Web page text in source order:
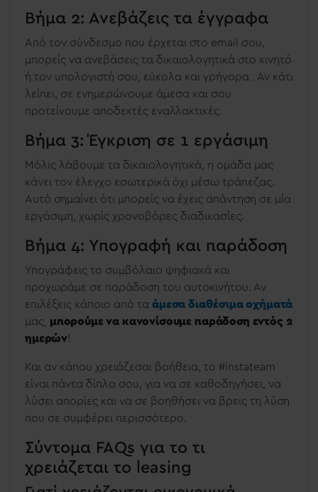
Βήμα 2: Ανεβάζεις τα έγγραφα
Από τον σύνδεσμο που έρχεται στο email σου,
μπορείς να ανεβάσεις τα δικαιολογητικά στο κινητό
ή τον υπολογιστή σου, εύκολα και γρήγορα . Αν κάτι
λείπει, σε ενημερώνουμε άμεσα και σου
προτείνουμε αποδεκτές εναλλακτικές.
Βήμα 3: Έγκριση σε 1 εργάσιμη
Μόλις λάβουμε τα δικαιολογητικά, η ομάδα μας
κάνει τον έλεγχο εσωτερικά όχι μέσω τράπεζας.
Αυτό σημαίνει ότι μπορείς να έχεις απάντηση σε μία
εργάσιμη, χωρίς χρονοβόρες διαδικασίες.
Βήμα 4: Υπογραφή και παράδοση
Υπογράφεις το συμβόλαιο ψηφιακά και
προχωράμε σε παράδοση του αυτοκινήτου. Αν
επιλέξεις κάποιο από τα άμεσα διαθέσιμα οχήματά
μας, μπορούμε να κανονίσουμε παράδοση εντός 2
ημερών!
Και αν κάπου χρειάζεσαι βοήθεια, το #instateam
είναι πάντα δίπλα σου, για να σε καθοδηγήσει, να
λύσει απορίες και να σε βοηθήσει να βρεις τη λύση
που σε συμφέρει περισσότερο.
Σύντομα FAQs για το τι
χρειάζεται το leasing